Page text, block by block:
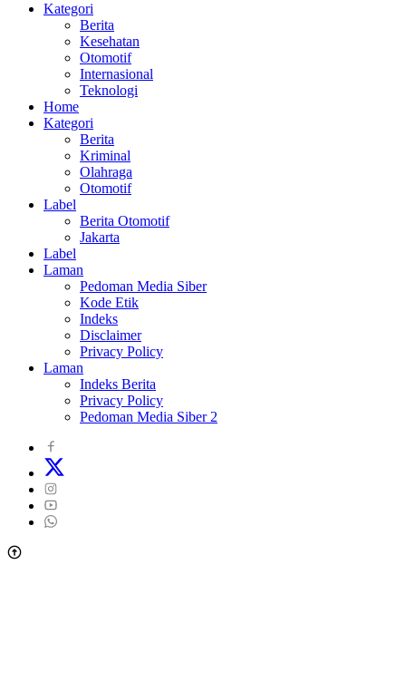
Kategori
Berita
Kesehatan
Otomotif
Internasional
Teknologi
Home
Kategori
Berita
Kriminal
Olahraga
Otomotif
Label
Berita Otomotif
Jakarta
Label
Laman
Pedoman Media Siber
Kode Etik
Indeks
Disclaimer
Privacy Policy
Laman
Indeks Berita
Privacy Policy
Pedoman Media Siber 2